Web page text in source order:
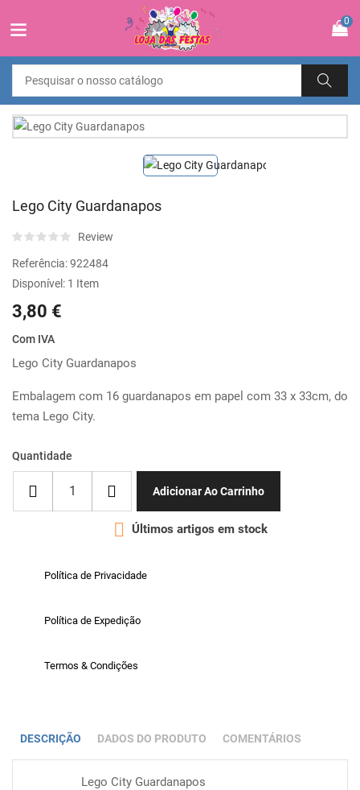
0
Lego City Guardanapos
Review
Referência:922484
Disponível: 1 Item
3,80 €
Com IVA
Lego City Guardanapos
Embalagem com 16 guardanapos em papel com 33 x 33cm, do
tema Lego City.
Quantidade
Adicionar Ao Carrinho
 Últimos artigos em stock
Política de Privacidade
Política de Expedição
Termos & Condições
DESCRIÇÃO DADOS DO PRODUTO COMENTÁRIOS
Lego City Guardanapos